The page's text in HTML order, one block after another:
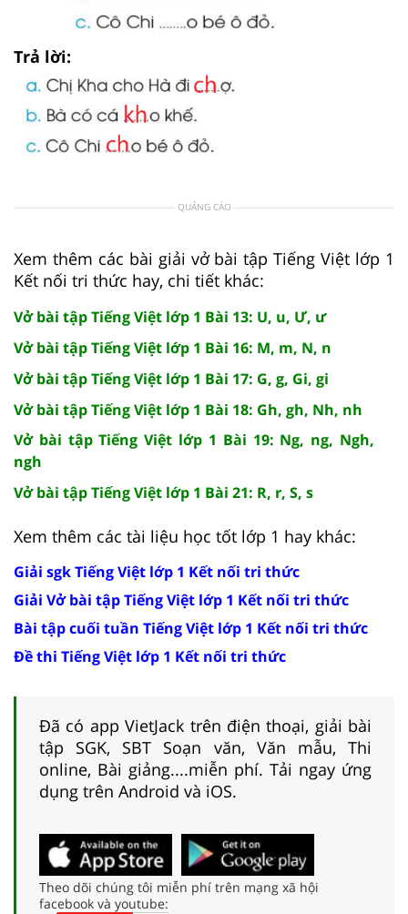
Trả lời:
QUẢNG CÁO
Xem thêm các bài giải vở bài tập Tiếng Việt lớp 1
Kết nối tri thức hay, chi tiết khác:
Vở bài tập Tiếng Việt lớp 1 Bài 13: U, u, Ư, ư
Vở bài tập Tiếng Việt lớp 1 Bài 16: M, m, N, n
Vở bài tập Tiếng Việt lớp 1 Bài 17: G, g, Gi, gi
Vở bài tập Tiếng Việt lớp 1 Bài 18: Gh, gh, Nh, nh
Vở bài tập Tiếng Việt lớp 1 Bài 19: Ng, ng, Ngh,
ngh
Vở bài tập Tiếng Việt lớp 1 Bài 21: R, r, S, s
Xem thêm các tài liệu học tốt lớp 1 hay khác:
Giải sgk Tiếng Việt lớp 1 Kết nối tri thức
Giải Vở bài tập Tiếng Việt lớp 1 Kết nối tri thức
Bài tập cuối tuần Tiếng Việt lớp 1 Kết nối tri thức
Đề thi Tiếng Việt lớp 1 Kết nối tri thức
Đã có app VietJack trên điện thoại, giải bài
tập SGK, SBT Soạn văn, Văn mẫu, Thi
online, Bài giảng....miễn phí. Tải ngay ứng
dụng trên Android và iOS.
Theo dõi chúng tôi miễn phí trên mạng xã hội
facebook và youtube: